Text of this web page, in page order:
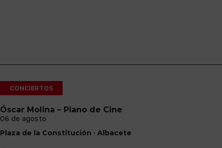
CONCIERTOS
Óscar Molina – Piano de Cine
06 de agosto
Plaza de la Constitución · Albacete